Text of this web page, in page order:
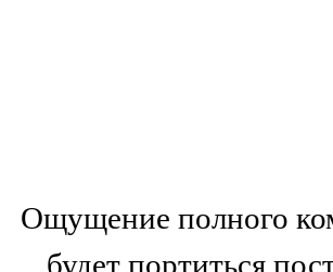
Ощущение полного
будет портиться